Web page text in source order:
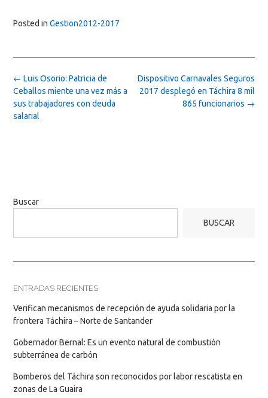
Posted in Gestion2012-2017
Post
navigation
Dispositivo Carnavales Seguros
2017 desplegó en Táchira 8 mil
865 funcionarios →
← Luis Osorio: Patricia de
Ceballos miente una vez más a
sus trabajadores con deuda
salarial
Buscar
BUSCAR
ENTRADAS RECIENTES
Verifican mecanismos de recepción de ayuda solidaria por la
frontera Táchira – Norte de Santander
Gobernador Bernal: Es un evento natural de combustión
subterránea de carbón
Bomberos del Táchira son reconocidos por labor rescatista en
zonas de La Guaira